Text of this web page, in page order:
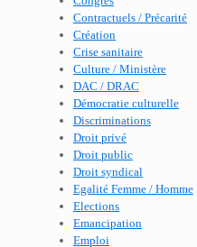
Contractuels / Précarité
Création
Crise sanitaire
Culture / Ministère
DAC / DRAC
Démocratie culturelle
Discriminations
Droit privé
Droit public
Droit syndical
Egalité Femme / Homme
Elections
Emancipation
Emploi